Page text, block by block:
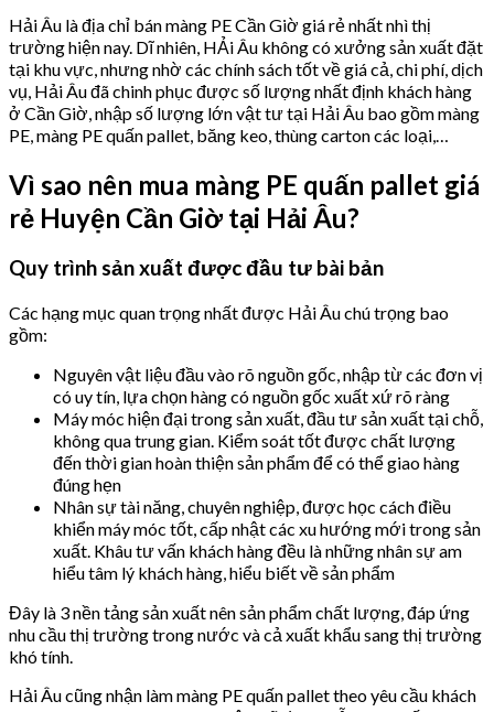
Hải Âu là địa chỉ bán màng PE Cần Giờ giá rẻ nhất nhì thị
trường hiện nay. Dĩ nhiên, HẢi Âu không có xưởng sản xuất đặt
tại khu vực, nhưng nhờ các chính sách tốt về giá cả, chi phí, dịch
vụ, Hải Âu đã chinh phục được số lượng nhất định khách hàng
ở Cần Giờ, nhập số lượng lớn vật tư tại Hải Âu bao gồm màng
PE, màng PE quấn pallet, băng keo, thùng carton các loại,…
Vì sao nên mua màng PE quấn pallet giá
rẻ Huyện Cần Giờ tại Hải Âu?
Quy trình sản xuất được đầu tư bài bản
Các hạng mục quan trọng nhất được Hải Âu chú trọng bao
gồm:
Nguyên vật liệu đầu vào rõ nguồn gốc, nhập từ các đơn vị
có uy tín, lựa chọn hàng có nguồn gốc xuất xứ rõ ràng
Máy móc hiện đại trong sản xuất, đầu tư sản xuất tại chỗ,
không qua trung gian. Kiểm soát tốt được chất lượng
đến thời gian hoàn thiện sản phẩm để có thể giao hàng
đúng hẹn
Nhân sự tài năng, chuyên nghiệp, được học cách điều
khiển máy móc tốt, cấp nhật các xu hướng mới trong sản
xuất. Khâu tư vấn khách hàng đều là những nhân sự am
hiểu tâm lý khách hàng, hiểu biết về sản phẩm
Đây là 3 nền tảng sản xuất nên sản phẩm chất lượng, đáp ứng
nhu cầu thị trường trong nước và cả xuất khẩu sang thị trường
khó tính.
Hải Âu cũng nhận làm màng PE quấn pallet theo yêu cầu khách